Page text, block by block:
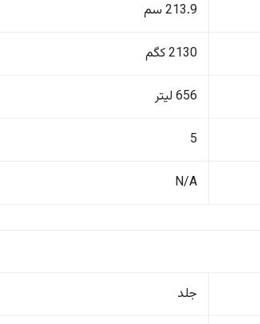
213.9 سم
2130 کگم
656 لیتر
5
N/A
جلد